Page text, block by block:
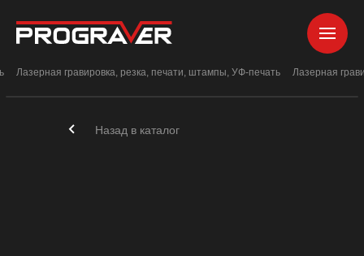
Лазерная гравировка, резка, печати, штампы, УФ-печать Лазерная
Назад в каталог